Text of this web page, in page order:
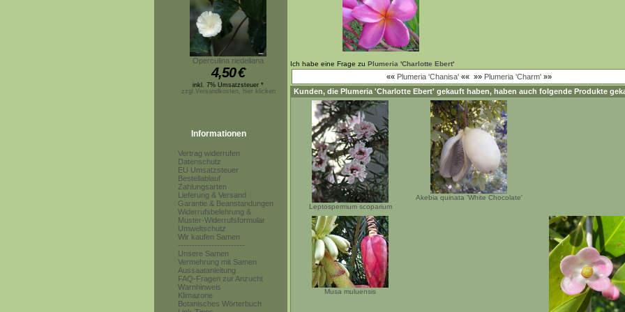
Operculina riedeliana
4,50€
inkl. 7% Umsatzsteuer *
zzgl.Versandkosten, hier klicken
Informationen
Vertrag widerrufen
Datenschutz
EU Umsatzsteuer
Bestellablauf
Zahlungsarten
Lieferung & Versand
Garantie & Beanstandungen
Widerrufsbelehrung &
Muster-Widerrufsformular
Umweltschutz
Wir kaufen Samen
------------------------
Unsere Samen
Vermehrung mit Samen
Aussaatanleitung
FAQ-Fragen zur Anzucht
Warnhinweis
Klimazone
Botanisches Wörterbuch
Ich habe eine Frage zu Plumeria 'Charlotte Ebert'
«« Plumeria 'Chanisa'«« »» Plumeria 'Charm'»»
Kunden, die Plumeria 'Charlotte Ebert' gekauft haben, haben auch folgende Produkte
Leptospermum scoparium
Akebia quinata 'White Chocolate'
Musa muluensis